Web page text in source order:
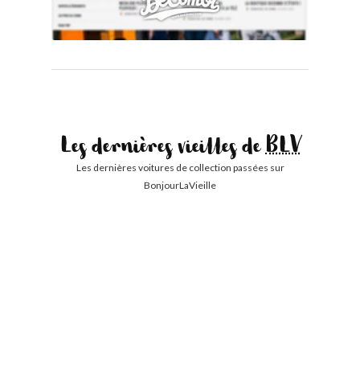
Les dernières vieilles deBLV
Les dernières voitures de collection passées sur
BonjourLaVieille